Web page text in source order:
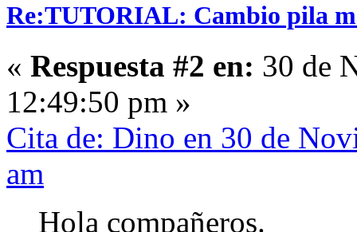
Re:TUTORIAL: Cambio pila
« Respuesta #2 en: 30 de
12:49:50 pm »
Cita de: Dino en 30 de
am
Hola compañeros.